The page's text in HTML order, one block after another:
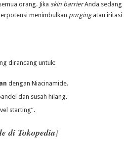
orang. Jika skin barrierAnda sedang
menimbulkan purgingatau iritasi
dirancang untuk:
dengan Niacinamide.
dan susah hilang.
starting”.
di Tokopedia]